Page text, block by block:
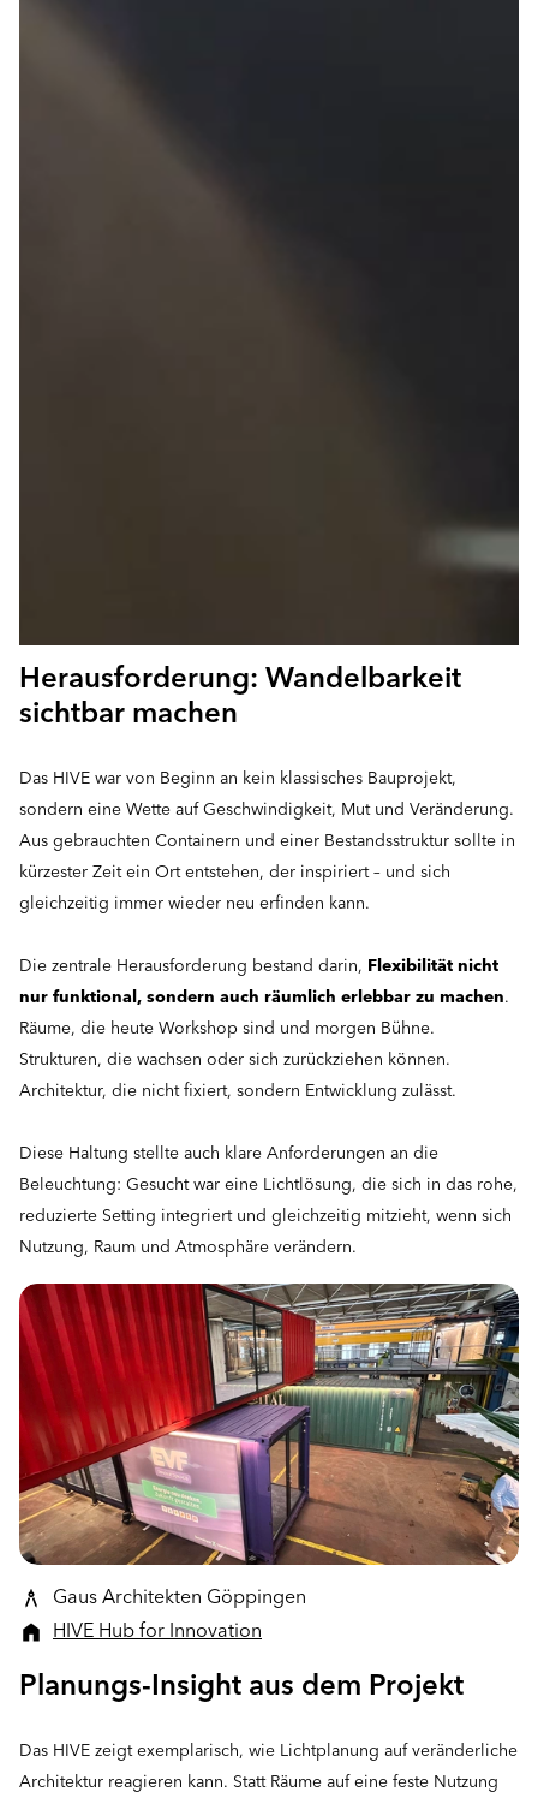
Herausforderung: Wandelbarkeit
sichtbar machen
Das HIVE war von Beginn an kein klassisches Bauprojekt,
sondern eine Wette auf Geschwindigkeit, Mut und Veränderung.
Aus gebrauchten Containern und einer Bestandsstruktur sollte in
kürzester Zeit ein Ort entstehen, der inspiriert – und sich
gleichzeitig immer wieder neu erfinden kann.
Die zentrale Herausforderung bestand darin, Flexibilität nicht
nur funktional, sondern auch räumlich erlebbar zu machen.
Räume, die heute Workshop sind und morgen Bühne.
Strukturen, die wachsen oder sich zurückziehen können.
Architektur, die nicht fixiert, sondern Entwicklung zulässt.
Diese Haltung stellte auch klare Anforderungen an die
Beleuchtung: Gesucht war eine Lichtlösung, die sich in das rohe,
reduzierte Setting integriert und gleichzeitig mitzieht, wenn sich
Nutzung, Raum und Atmosphäre verändern.
Gaus Architekten Göppingen
HIVE Hub for Innovation
Planungs-Insight aus dem Projekt
Das HIVE zeigt exemplarisch, wie Lichtplanung auf veränderliche
Architektur reagieren kann. Statt Räume auf eine feste Nutzung